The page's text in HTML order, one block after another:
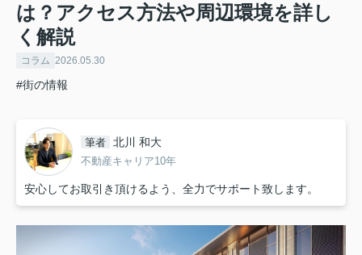
は？アクセス方法や周辺環境を詳し
く解説
コラム 2026.05.30
#街の情報
筆者 北川 和大
不動産キャリア10年
安心してお取引き頂けるよう、全力でサポート致します。